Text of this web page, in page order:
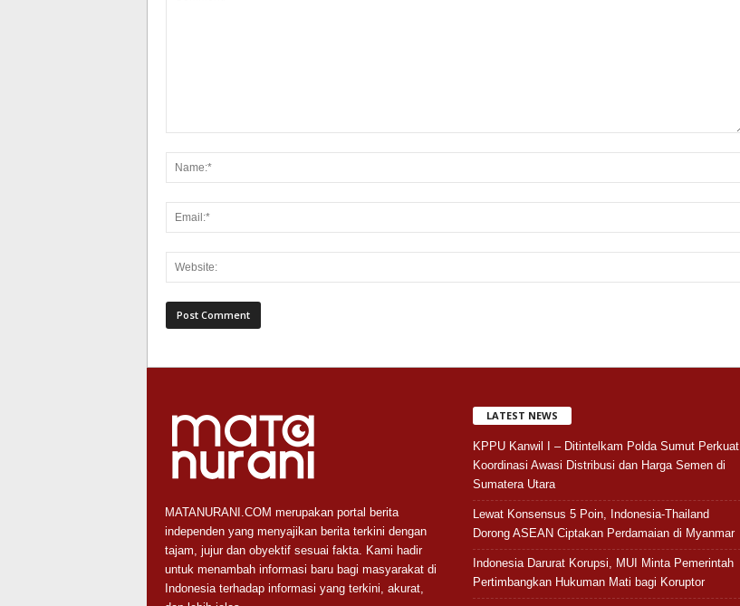
MATANURANI.COM merupakan portal berita
independen yang menyajikan berita terkini dengan
tajam, jujur dan obyektif sesuai fakta. Kami hadir
untuk menambah informasi baru bagi masyarakat di
Indonesia terhadap informasi yang terkini, akurat,
LATEST NEWS
KPPU Kanwil I – Ditintelkam Polda Sumut Perkuat
Koordinasi Awasi Distribusi dan Harga Semen di
Sumatera Utara
Lewat Konsensus 5 Poin, Indonesia-Thailand
Dorong ASEAN Ciptakan Perdamaian di Myanmar
Indonesia Darurat Korupsi, MUI Minta Pemerintah
Pertimbangkan Hukuman Mati bagi Koruptor